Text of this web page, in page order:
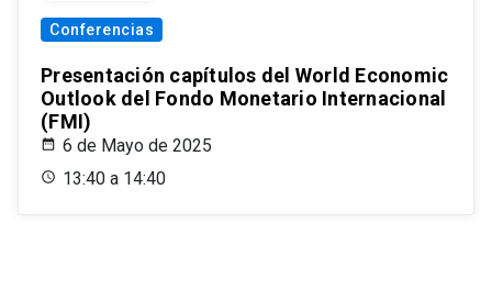
Conferencias
Presentación capítulos del World Economic
Outlook del Fondo Monetario Internacional
(FMI)
6 de Mayo de 2025
13:40 a 14:40